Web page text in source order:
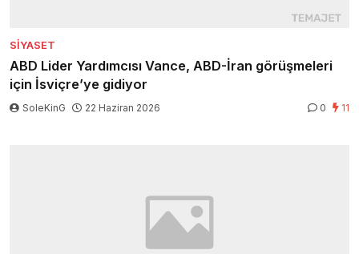
SIYASET
ABD Lider Yardımcısı Vance, ABD-İran görüşmeleri
için İsviçre’ye gidiyor
SoleKinG 22 Haziran 2026 0 11